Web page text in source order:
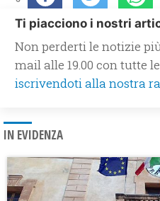
Ti piacciono i nostri
Non perderti le notizie
mail alle 19.00 con tutte
iscrivendoti alla nostra
IN EVIDENZA